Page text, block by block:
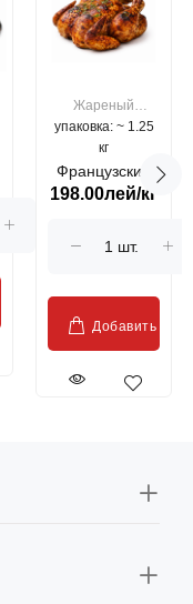
Жареный
цыпленок
упаковка: ~ 1.25
кг
Французский
гриль, кг
198.00лей/кг
Добавить